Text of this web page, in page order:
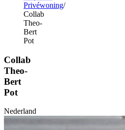
Privéwoning
Collab
Theo-
Bert
Pot
Collab
Theo-
Bert
Pot
Nederland